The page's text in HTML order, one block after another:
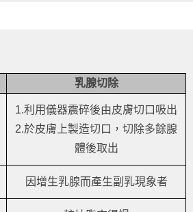
乳腺切除
1.利用儀器震碎後由皮膚切口吸出
2.於皮膚上製造切口，切除多餘腺
體後取出
因增生乳腺而產生副乳現象者